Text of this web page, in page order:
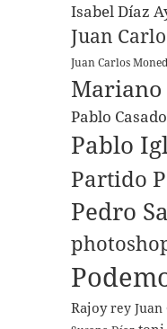
Isabel Díaz
Juan
Juan Carlos
Mariano
Pablo Casado
Pablo
Partido
Pedro
Rajoy rey Juan